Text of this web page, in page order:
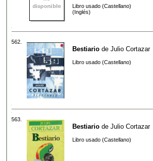
Libro usado (Castellano)
(Inglés)
562.
Bestiario de Julio Cortazar
Libro usado (Castellano)
563.
Bestiario de Julio Cortazar
Libro usado (Castellano)